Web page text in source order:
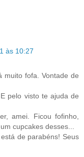
às 10:27
muito fofa. Vontade de
pelo visto te ajuda de
amei. Ficou fofinho,
cupcakes desses...
de parabéns! Seus